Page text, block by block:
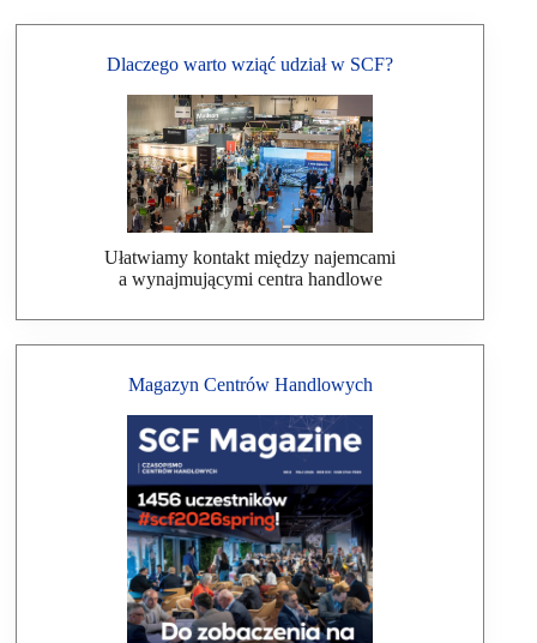
Dlaczego warto wziąć udział w SCF?
Ułatwiamy kontakt między najemcami
a wynajmującymi centra handlowe
Magazyn Centrów Handlowych